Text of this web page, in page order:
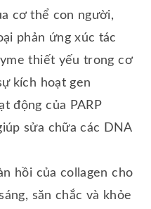
cơ thể con người,
phản ứng xúc tác
thiết yếu trong cơ
kích hoạt gen
động của PARP
sửa chữa các DNA
hồi của collagen cho
săn chắc và khỏe